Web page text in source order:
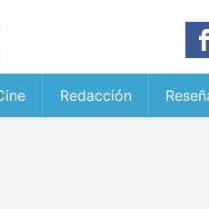
Redacción